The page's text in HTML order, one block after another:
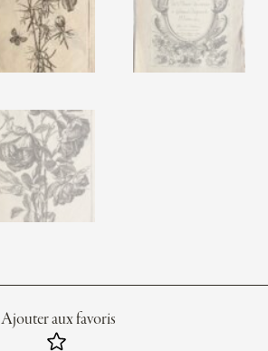
Ajouter aux favoris